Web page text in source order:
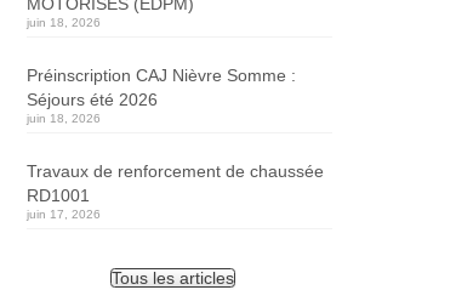
juin 18, 2026
Préinscription CAJ Nièvre Somme :
Séjours été 2026
juin 18, 2026
Travaux de renforcement de chaussée
RD1001
juin 17, 2026
Tous les articles